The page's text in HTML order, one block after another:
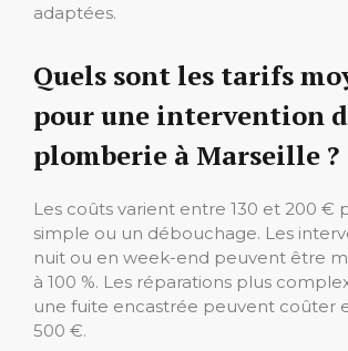
adaptées.
Quels sont les tarifs
pour une intervention
plomberie à Marseille ?
Les coûts varient entre 130 et 200 €
simple ou un débouchage. Les
nuit ou en week-end peuvent être
à 100 %. Les réparations plus
une fuite encastrée peuvent coûter
500 €.